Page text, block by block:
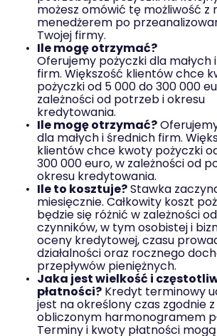
możesz omówić tę możliwość z
menedżerem po
Twojej firmy.
Ile mogę otrzymać?
Oferujemy pożyczki dla małych
firm. Większość klientów chce
pożyczki od 5 000 do 300 000
zależności od potrzeb i okresu
kredytowania.
Ile mogę otrzymać?
dla małych i średnich firm.
klientów chce kwoty pożyczki
300 000 euro, w zależności od
okresu kredytowania.
Ile to kosztuje?Stawka
miesięcznie. Całkowity koszt
będzie się różnić w zależności
czynników, w tym osobistej i
oceny kredytowej, czasu
działalności oraz rocznego
przepływów pieniężnych.
Jaka jest wielkość i
płatności? Kredyt terminowy
jest na określony czas zgodnie z
obliczonym harmonogramem
Terminy i kwoty płatności